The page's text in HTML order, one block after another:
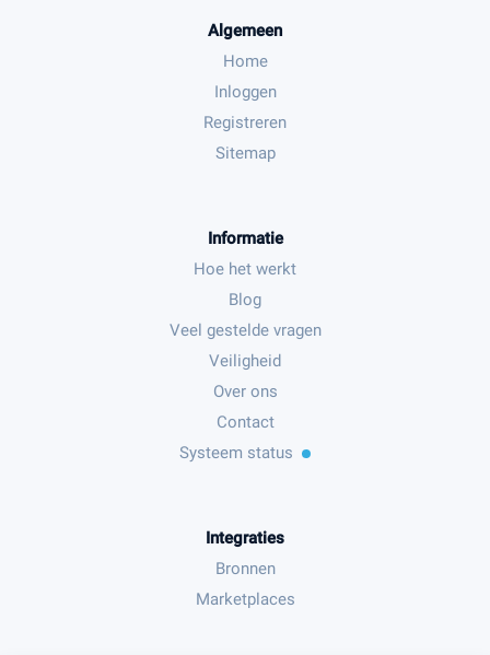
Algemeen
Home
Inloggen
Registreren
Sitemap
Informatie
Hoe het werkt
Blog
Veel gestelde vragen
Veiligheid
Over ons
Contact
Systeem status
Integraties
Bronnen
Marketplaces